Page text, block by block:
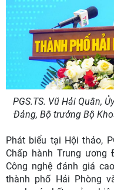
PGS.TS. Vũ Hải Quân,
Đảng, Bộ trưởng Bộ
Phát biểu tại Hội thảo,
Chấp hành Trung ương
Công nghệ đánh giá
thành phố Hải Phòng